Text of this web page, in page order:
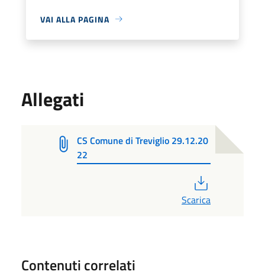
VAI ALLA PAGINA
Allegati
CS Comune di Treviglio 29.12.20
22
Scarica
Contenuti correlati